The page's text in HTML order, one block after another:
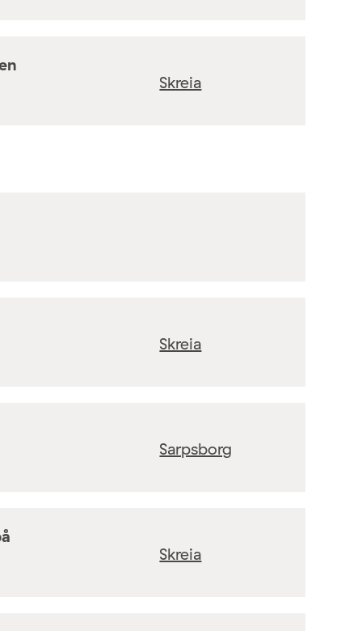
Skreia
Skreia
Sarpsborg
Skreia